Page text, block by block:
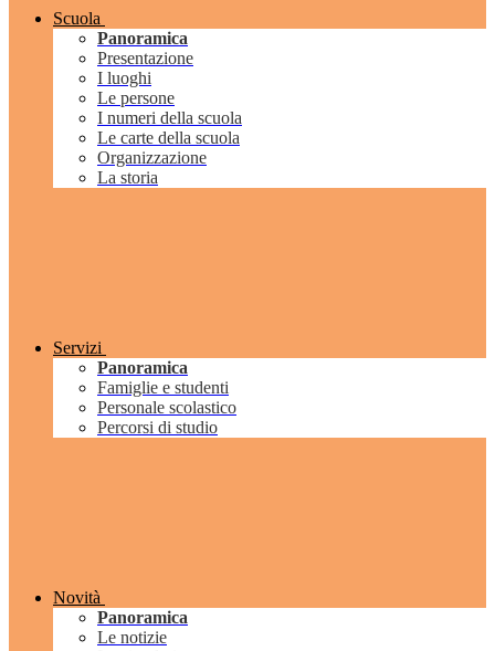
Scuola
Panoramica
Presentazione
I luoghi
Le persone
I numeri della scuola
Le carte della scuola
Organizzazione
La storia
Servizi
Panoramica
Famiglie e studenti
Personale scolastico
Percorsi di studio
Novità
Panoramica
Le notizie